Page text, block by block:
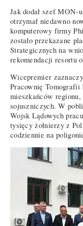
Jak dodał szef MON-
otrzymał niedawno
komputerowy firmy
zostało przekazane
Strategicznych na
rekomendacji resortu
Wicepremier
Pracownię
mieszkańców
sojuszniczych. W
Wojsk Lądowych
tysięcy żołnierzy z
codziennie na